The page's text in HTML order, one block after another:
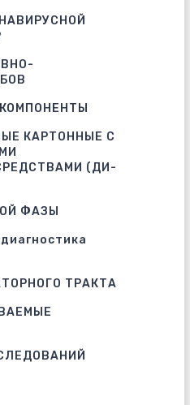
КАРТОННЫЕ С
(ДИ-
ФАЗЫ
ТРАКТА